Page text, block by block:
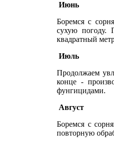
Июнь
Боремся с
сухую погоду.
квадратный
Июль
Продолжаем
конце -
фунгицидами.
Август
Боремся с
повторную